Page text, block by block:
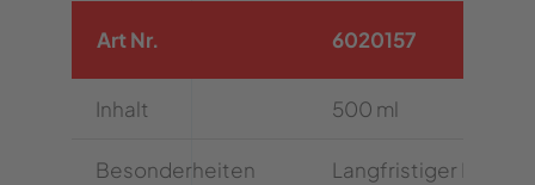
Art Nr. 6020157
Inhalt 500 ml
Besonderheiten Langfristiger